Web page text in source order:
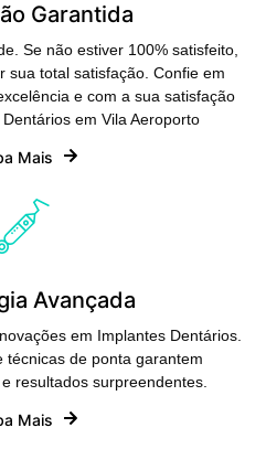
Garantida
Se não estiver 100% satisfeito,
sua total satisfação. Confie em
e com a sua satisfação
em Vila Aeroporto
Mais
Avançada
em Implantes Dentários.
técnicas de ponta garantem
resultados surpreendentes.
Mais